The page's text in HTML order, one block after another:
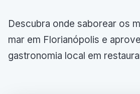
Descubra onde saborear os
mar em Florianópolis e
gastronomia local em